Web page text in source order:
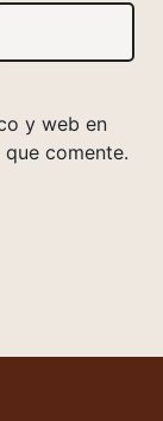
y web en
comente.